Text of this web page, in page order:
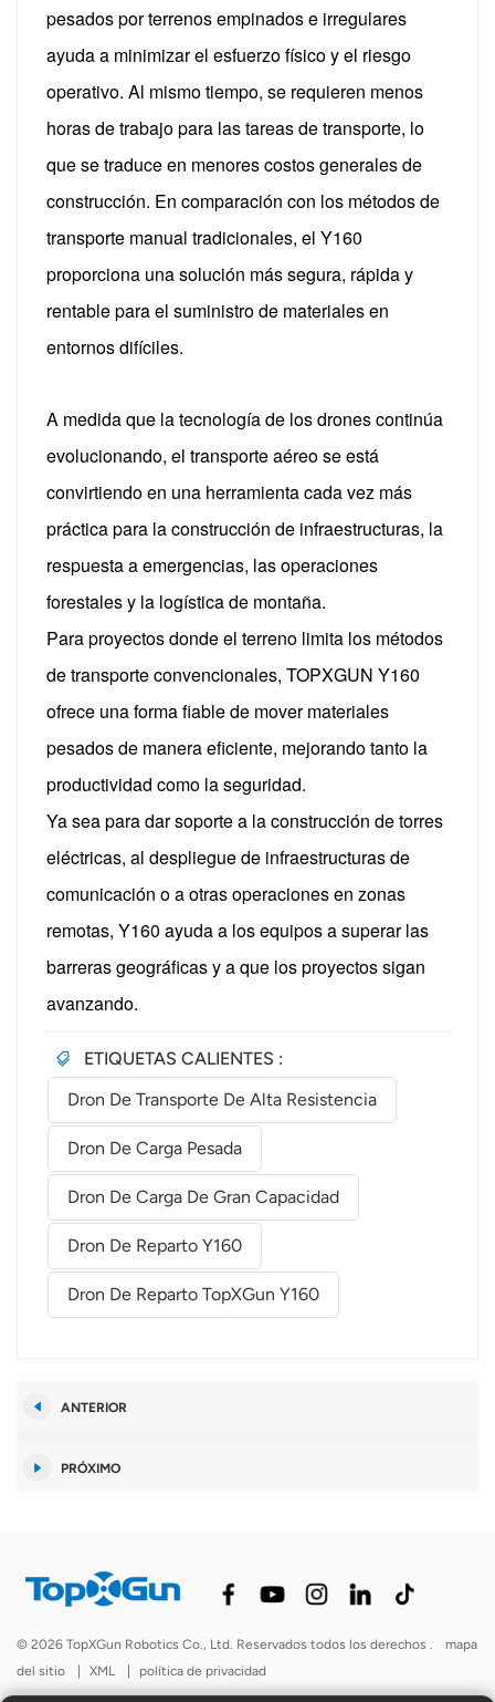
pesados ​​por terrenos empinados e irregulares
ayuda a minimizar el esfuerzo físico y el riesgo
operativo. Al mismo tiempo, se requieren menos
horas de trabajo para las tareas de transporte, lo
que se traduce en menores costos generales de
construcción. En comparación con los métodos de
transporte manual tradicionales, el Y160
proporciona una solución más segura, rápida y
rentable para el suministro de materiales en
entornos difíciles.
A medida que la tecnología de los drones continúa
evolucionando, el transporte aéreo se está
convirtiendo en una herramienta cada vez más
práctica para la construcción de infraestructuras, la
respuesta a emergencias, las operaciones
forestales y la logística de montaña.
Para proyectos donde el terreno limita los métodos
de transporte convencionales, TOPXGUN Y160
ofrece una forma fiable de mover materiales
pesados ​​de manera eficiente, mejorando tanto la
productividad como la seguridad.
Ya sea para dar soporte a la construcción de torres
eléctricas, al despliegue de infraestructuras de
comunicación o a otras operaciones en zonas
remotas, Y160 ayuda a los equipos a superar las
barreras geográficas y a que los proyectos sigan
avanzando.
ETIQUETAS CALIENTES :
Dron De Transporte De Alta Resistencia
Dron De Carga Pesada
Dron De Carga De Gran Capacidad
Dron De Reparto Y160
Dron De Reparto TopXGun Y160
ANTERIOR
PRÓXIMO
© 2026 TopXGun Robotics Co., Ltd. Reservados todos los derechos .
mapa
del sitio
XML política de privacidad